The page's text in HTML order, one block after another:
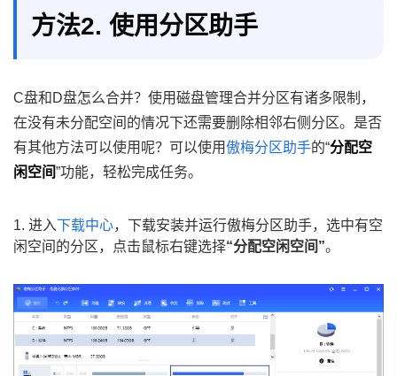
方法2. 使用分区助手
C盘和D盘怎么合并？使用磁盘管理合并分区有诸多限制，
在没有未分配空间的情况下还需要删除相邻右侧分区。是否
有其他方法可以使用呢？可以使用傲梅分区助手的“分配空
闲空间”功能，轻松完成任务。
1. 进入下载中心，下载安装并运行傲梅分区助手，选中有空
闲空间的分区，点击鼠标右键选择“分配空闲空间”。